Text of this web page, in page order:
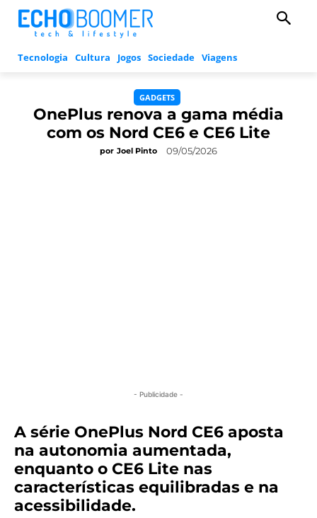
Tecnologia Cultura Jogos Sociedade Viagens
GADGETS
OnePlus renova a gama média
com os Nord CE6 e CE6 Lite
por Joel Pinto 09/05/2026
- Publicidade -
A série OnePlus Nord CE6 aposta
na autonomia aumentada,
enquanto o CE6 Lite nas
características equilibradas e na
acessibilidade.